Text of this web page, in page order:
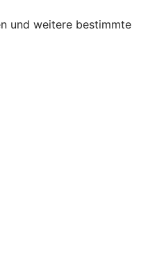
und weitere bestimmte